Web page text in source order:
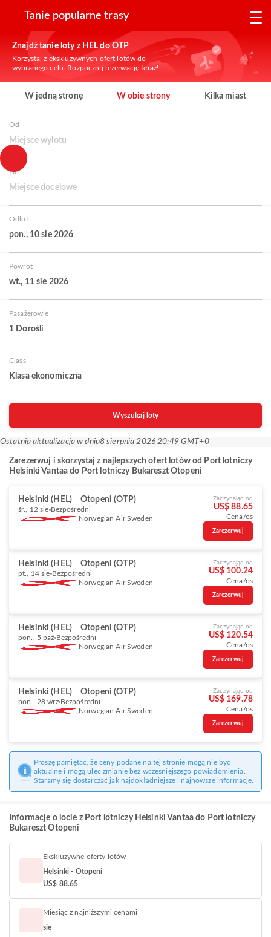
Tanie popularne trasy
Znajdź tanie loty z HEL do OTP
Korzystaj z ekskluzywnych ofert lotów do
wybranego celu. Rozpocznij rezerwację teraz!
W jedną stronę W obie strony Kilka miast
Od
Miejsce wylotu
Do
Miejsce docelowe
Odlot
pon., 10 sie 2026
Powrót
wt., 11 sie 2026
Pasażerowie
1 Dorośli
Class
Klasa ekonomiczna
Wyszukaj loty
Ostatnia aktualizacja w dniu8 sierpnia 2026 20:49 GMT+0
Zarezerwuj i skorzystaj z najlepszych ofert lotów od Port lotniczy
Helsinki Vantaa do Port lotniczy Bukareszt Otopeni
Helsinki (HEL) Otopeni (OTP)
śr., 12 sie Bezpośredni
Norwegian Air Sweden
Zaczynając od
US$ 88.65
Cena/os
Zarezerwuj
Helsinki (HEL) Otopeni (OTP)
pt., 14 sie Bezpośredni
Norwegian Air Sweden
Zaczynając od
US$ 100.24
Cena/os
Zarezerwuj
Helsinki (HEL) Otopeni (OTP)
pon., 5 paź Bezpośredni
Norwegian Air Sweden
Zaczynając od
US$ 120.54
Cena/os
Zarezerwuj
Helsinki (HEL) Otopeni (OTP)
pon., 28 wrz Bezpośredni
Norwegian Air Sweden
Zaczynając od
US$ 169.78
Cena/os
Zarezerwuj
Proszę pamiętać, że ceny podane na tej stronie mogą nie być
aktualne i mogą ulec zmianie bez wcześniejszego powiadomienia.
Staramy się dostarczać jak najdokładniejsze i najnowsze informacje.
Informacje o locie z Port lotniczy Helsinki Vantaa do Port lotniczy
Bukareszt Otopeni
Ekskluzywne oferty lotów
Helsinki - Otopeni
US$ 88.65
Miesiąc z najniższymi cenami
sie